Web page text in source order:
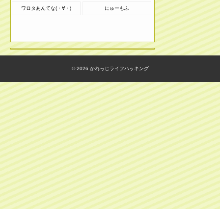
ワロタあんてな(・∀・) にゅーもふ
© 2026 かれっじライフハッキング